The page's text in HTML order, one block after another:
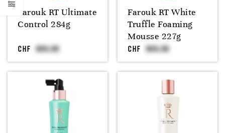
Farouk RT Ultimate
Control 284g
CHF
Farouk RT White
Truffle Foaming
Mousse 227g
CHF